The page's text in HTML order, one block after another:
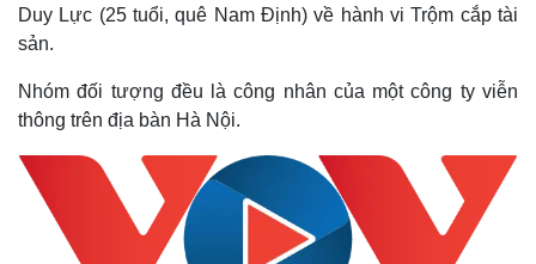
Duy Lực (25 tuổi, quê Nam Định) về hành vi Trộm cắp tài
sản.
Nhóm đối tượng đều là công nhân của một công ty viễn
thông trên địa bàn Hà Nội.